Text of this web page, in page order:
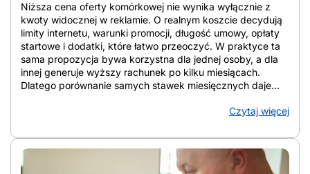
Niższa cena oferty komórkowej nie wynika wyłącznie z
kwoty widocznej w reklamie. O realnym koszcie decydują
limity internetu, warunki promocji, długość umowy, opłaty
startowe i dodatki, które łatwo przeoczyć. W praktyce ta
sama propozycja bywa korzystna dla jednej osoby, a dla
innej generuje wyższy rachunek po kilku miesiącach.
Dlatego porównanie samych stawek miesięcznych daje
oferty najmocniej wpływają na cenę, jak liczyć koszt
zwracać uwagę przy analizie warunków. Tak łatwiej
ocenić, która oferta faktycznie ogranicza wydatki, a która
tylko dobrze wygląda na starcie. Z artykułu dowiesz się:
Czytaj więcej